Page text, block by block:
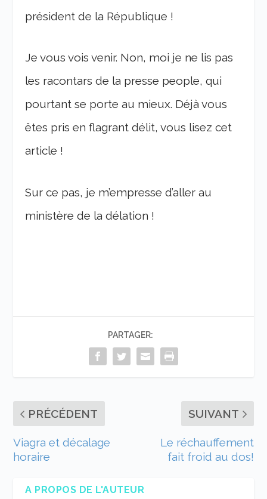
président de la République !
Je vous vois venir. Non, moi je ne lis pas
les racontars de la presse people, qui
pourtant se porte au mieux. Déjà vous
êtes pris en flagrant délit, vous lisez cet
article !
Sur ce pas, je m’empresse d’aller au
ministère de la délation !
PARTAGER:
PRÉCÉDENT
Viagra et décalage
horaire
SUIVANT
Le réchauffement
fait froid au dos!
A PROPOS DE L'AUTEUR